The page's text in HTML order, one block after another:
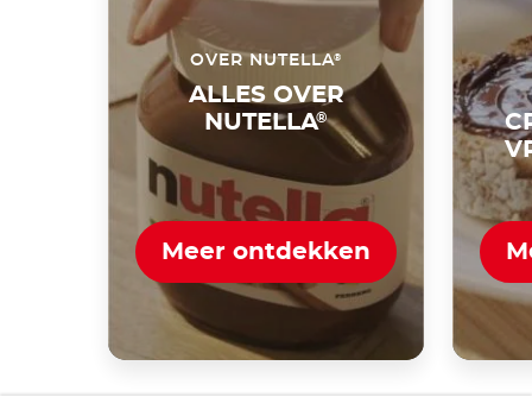
OVER NUTELLA®
ALLES OVER
NUTELLA®
Meer ontdekken